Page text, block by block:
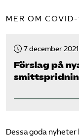
MER OM COVID-
7 december 2021
Förslag på
Dessa goda nyheter